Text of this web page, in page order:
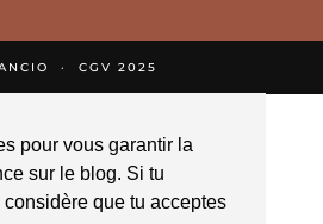
pour vous garantir la
sur le blog. Si tu
que tu acceptes
CGV 2025